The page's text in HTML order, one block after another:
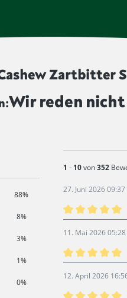
Zartbitter
Wir reden
88%
8%
3%
1%
0%
1 - 10von352
27. Juni 2026 09:37
Bewertung mit
11. Mai 2026 05:28
Bewertung mit
12. April 2026